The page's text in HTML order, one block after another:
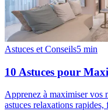
Astuces et Conseils5 min
10 Astuces pour
Apprenez à maximiser vos
astuces relaxations